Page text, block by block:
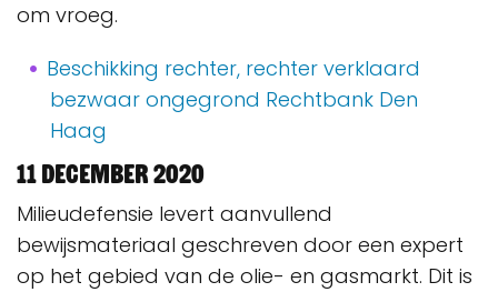
om vroeg.
Beschikking rechter, rechter verklaard
bezwaar ongegrond Rechtbank Den
Haag
11 december 2020
Milieudefensie levert aanvullend
bewijsmateriaal geschreven door een expert
op het gebied van de olie- en gasmarkt. Dit is